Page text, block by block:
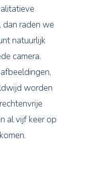
dan raden we
natuurlijk
camera.
worden
al vijf keer op